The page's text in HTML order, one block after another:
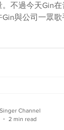
不過今天Gin
與公司一眾
Channel
2 min read